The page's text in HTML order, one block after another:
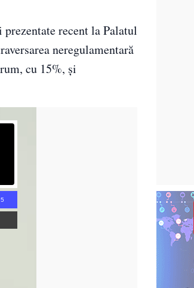
recent la Palatul
neregulamentară
cu 15%, și